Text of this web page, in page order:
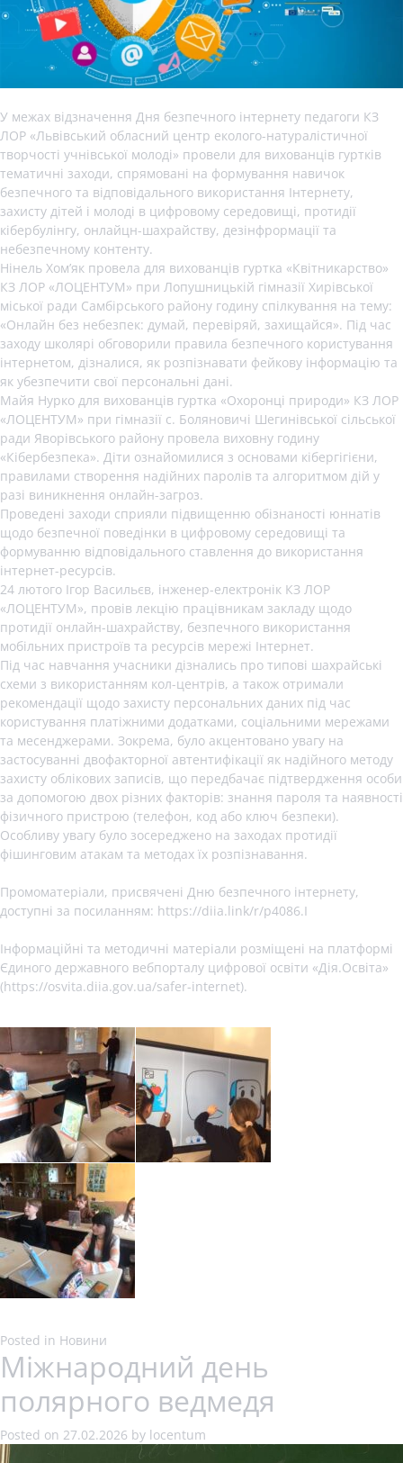
У межах відзначення Дня безпечного інтернету педагоги КЗ
ЛОР «Львівський обласний центр еколого-натуралістичної
творчості учнівської молоді» провели для вихованців гуртків
тематичні заходи, спрямовані на формування навичок
безпечного та відповідального використання Інтернету,
захисту дітей і молоді в цифровому середовищі, протидії
кібербулінгу, онлайцн-шахрайству, дезінфрормації та
небезпечному контенту.
Нінель Хом’як провела для вихованців гуртка «Квітникарство»
КЗ ЛОР «ЛОЦЕНТУМ» при Лопушницькій гімназії Хирівської
міської ради Самбірського району годину спілкування на тему:
«Онлайн без небезпек: думай, перевіряй, захищайся». Під час
заходу школярі обговорили правила безпечного користування
інтернетом, дізналися, як розпізнавати фейкову інформацію та
як убезпечити свої персональні дані.
Майя Нурко для вихованців гуртка «Охоронці природи» КЗ ЛОР
«ЛОЦЕНТУМ» при гімназії с. Боляновичі Шегинівської сільської
ради Яворівського району провела виховну годину
«Кібербезпека». Діти ознайомилися з основами кібергігієни,
правилами створення надійних паролів та алгоритмом дій у
разі виникнення онлайн-загроз.
Проведені заходи сприяли підвищенню обізнаності юннатів
щодо безпечної поведінки в цифровому середовищі та
формуванню відповідального ставлення до використання
інтернет-ресурсів.
24 лютого Ігор Васильєв, інженер-електронік КЗ ЛОР
«ЛОЦЕНТУМ», провів лекцію працівникам закладу щодо
протидії онлайн-шахрайству, безпечного використання
мобільних пристроїв та ресурсів мережі Інтернет.
Під час навчання учасники дізнались про типові шахрайські
схеми з використанням кол-центрів, а також отримали
рекомендації щодо захисту персональних даних під час
користування платіжними додатками, соціальними мережами
та месенджерами. Зокрема, було акцентовано увагу на
застосуванні двофакторної автентифікації як надійного методу
захисту облікових записів, що передбачає підтвердження особи
за допомогою двох різних факторів: знання пароля та наявності
фізичного пристрою (телефон, код або ключ безпеки).
Особливу увагу було зосереджено на заходах протидії
фішинговим атакам та методах їх розпізнавання.
Промоматеріали, присвячені Дню безпечного інтернету,
доступні за посиланням: https://diia.link/r/p4086.І
Інформаційні та методичні матеріали розміщені на платформі
Єдиного державного вебпорталу цифрової освіти «Дія.Освіта»
(https://osvita.diia.gov.ua/safer-internet).
Posted in Новини
Міжнародний день
полярного ведмедя
Posted on 27.02.2026 by locentum